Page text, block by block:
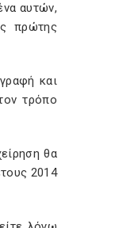
αυτών,
πρώτης
και
τρόπο
θα
2014